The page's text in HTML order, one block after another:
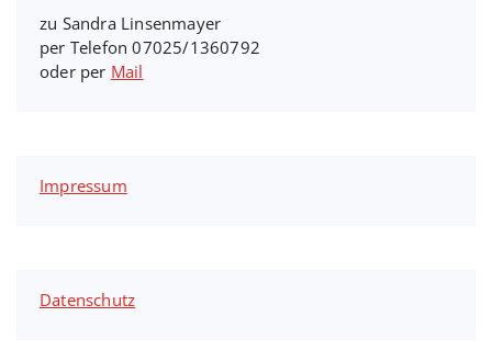
zu Sandra Linsenmayer
per Telefon 07025/1360792
oder per Mail
Impressum
Datenschutz